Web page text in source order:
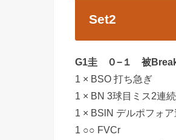
Set2
G1圭 ０−１ 被
1 × BSO 打ち急ぎ
1 × BN 3球目ミス2連続
1 × BSlN デルポフォ
1 ○○ FVCr